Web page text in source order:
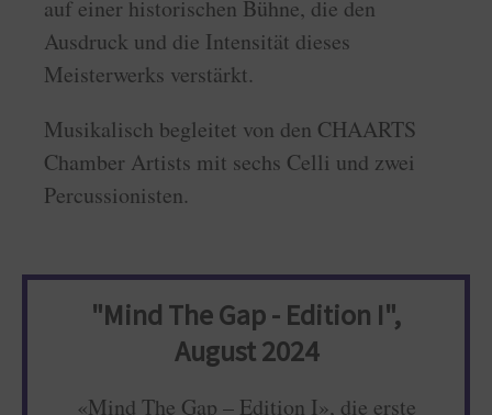
auf einer historischen Bühne, die den
Ausdruck und die Intensität dieses
Meisterwerks verstärkt.
Musikalisch begleitet von den CHAARTS
Chamber Artists mit sechs Celli und zwei
Percussionisten.
"Mind The Gap - Edition I",
August 2024
«Mind The Gap – Edition I», die erste